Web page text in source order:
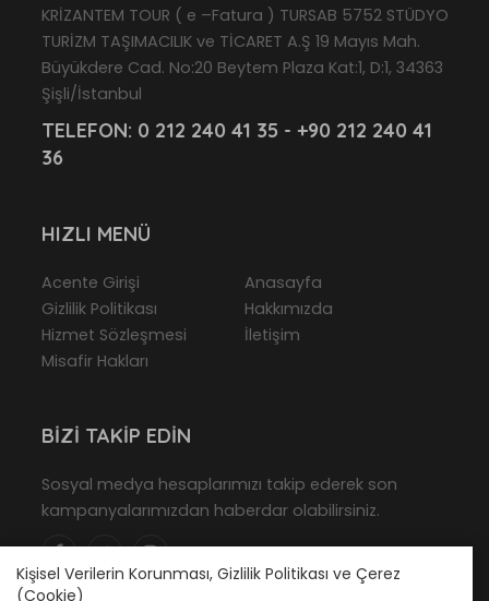
KRİZANTEM TOUR ( e –Fatura ) TURSAB 5752 STÜDYO
TURİZM TAŞIMACILIK ve TİCARET A.Ş 19 Mayıs Mah.
Büyükdere Cad. No:20 Beytem Plaza Kat:1, D:1, 34363
Şişli/İstanbul
TELEFON: 0 212 240 41 35 - +90 212 240 41
36
HIZLI MENÜ
Acente Girişi
Anasayfa
Gizlilik Politikası
Hakkımızda
Hizmet Sözleşmesi
İletişim
Misafir Hakları
BIZI TAKIP EDIN
Sosyal medya hesaplarımızı takip ederek son
kampanyalarımızdan haberdar olabilirsiniz.
Kişisel Verilerin Korunması, Gizlilik Politikası ve Çerez
(Cookie)